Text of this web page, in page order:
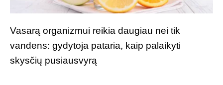
Vasarą organizmui reikia daugiau nei tik
vandens: gydytoja pataria, kaip palaikyti
skysčių pusiausvyrą